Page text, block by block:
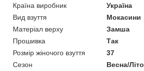
Країна виробник
Україна
Вид взуття
Мокасини
Матеріал верху
Замша
Прошивка
Так
Розмір жіночого взуття
37
Сезон
Весна/Літо